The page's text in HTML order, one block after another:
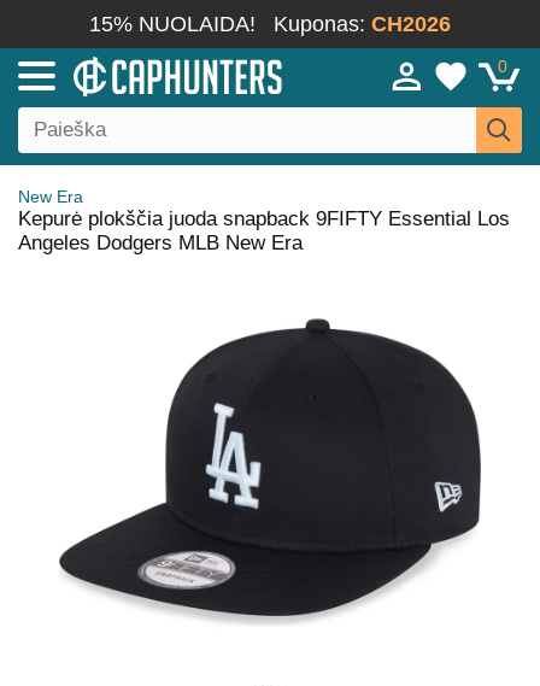
15% NUOLAIDA! Kuponas: CH2026
0
New Era
Kepurė plokščia juoda snapback 9FIFTY Essential Los
Angeles Dodgers MLB New Era